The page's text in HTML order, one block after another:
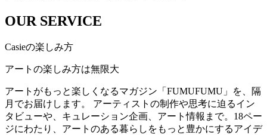
OUR SERVICE
Casieの楽しみ方
アートの楽しみ方は無限大
アートがもっと楽しくなるマガジン「FUMUFUMU」を、隔
月でお届けします。 アーティストの制作や思考に迫るイン
タビューや、キュレーション企画、アート情報まで。18ペー
ジにわたり、アートのある暮らしをもっと豊かにするアイデ